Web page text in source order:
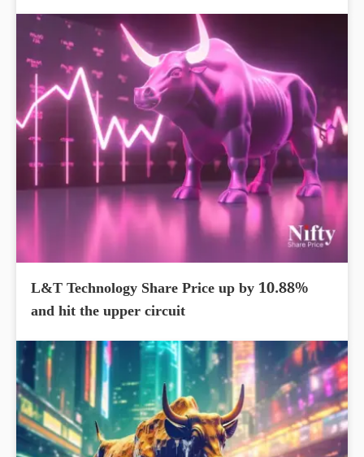
L&T Technology Share Price up by 10.88%
and hit the upper circuit